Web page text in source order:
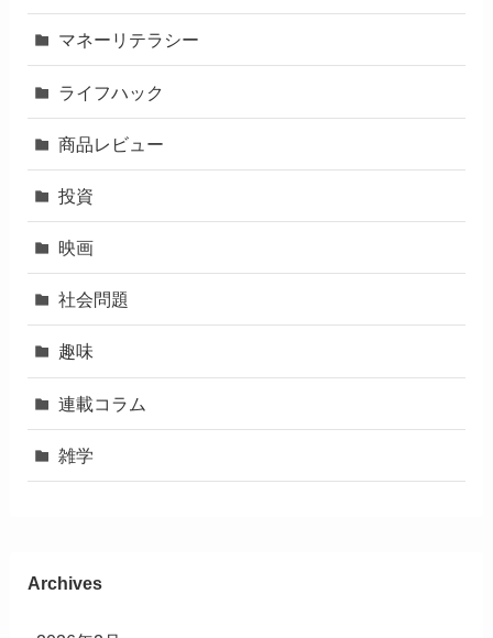
マネーリテラシー
ライフハック
商品レビュー
投資
映画
社会問題
趣味
連載コラム
雑学
Archives